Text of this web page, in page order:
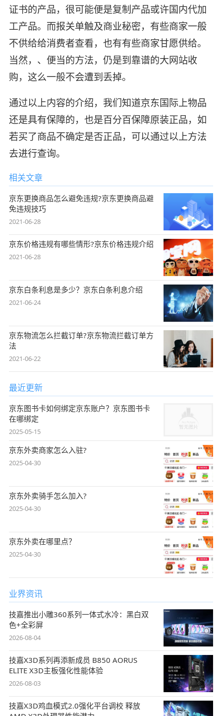
证书的产品，很可能便是复制产品或许国内代加
工产品。而报关单触及商业秘密，有些商家一般
不供给给消费者查看，也有有些商家甘愿供给。
当然，、便当的方法，仍是到靠谱的大网站收
购，这么一般不会遭到丢掉。
通过以上内容的介绍，我们知道京东国际上物品
还是具有保障的，也是百分百保障原装正品，如
若买了商品不确定是否正品，可以通过以上方法
去进行查询。
相关文章
京东更换商品怎么避免违规?京东更换商品避
免违规技巧
2021-06-28
京东价格违规有哪些情形?京东价格违规介绍
2021-06-28
京东白条利息是多少？京东白条利息介绍
2021-06-24
京东物流怎么拦截订单?京东物流拦截订单方
法
2021-06-22
最近更新
京东图书卡如何绑定京东账户？京东图书卡
在哪绑定
2025-05-15
京东外卖商家怎么入驻?
2025-04-30
京东外卖骑手怎么加入?
2025-04-30
京东外卖在哪里点？
2025-04-30
业界资讯
技嘉推出小雕360系列一体式水冷：黑白双
色+全彩屏
2026-08-04
技嘉X3D系列再添新成员 B850 AORUS
ELITE X3D主板强化性能体验
2026-08-03
技嘉X3D鸡血模式2.0强化平台调校 释放